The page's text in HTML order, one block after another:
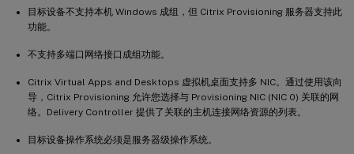
目标设备不支持本机 Windows 成组，但 Citrix Provisioning 服务器支持此
功能。
不支持多端口网络接口成组功能。
Citrix Virtual Apps and Desktops 虚拟机桌面支持多 NIC。通过使用该向
导，Citrix Provisioning 允许您选择与 Provisioning NIC (NIC 0) 关联的网
络。Delivery Controller 提供了关联的主机连接网络资源的列表。
目标设备操作系统必须是服务器级操作系统。